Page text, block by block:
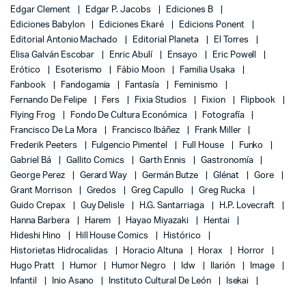
Edgar Clement
Edgar P. Jacobs
Ediciones B
Ediciones Babylon
Ediciones Ekaré
Edicions Ponent
Editorial Antonio Machado
Editorial Planeta
El Torres
Elisa Galván Escobar
Enric Abulí Ensayo
Eric Powell
Erótico
Esoterismo Fábio Moon
Familia Usaka
Fanbook
Fandogamia Fantasía
Feminismo
Fernando De Felipe
Fers Fixia Studios Fixion
Flipbook
Flying Frog
Fondo De Cultura Económica
Fotografía
Francisco De La Mora
Francisco Ibáñez
Frank Miller
Frederik Peeters
Fulgencio Pimentel Full House
Funko
Gabriel Bá
Gallito Comics Garth Ennis
Gastronomía
George Perez
Gerard Way Germán Butze Glénat
Gore
Grant Morrison
Gredos Greg Capullo
Greg Rucka
Guido Crepax
Guy Delisle H.G. Santarriaga
H.P. Lovecraft
Hanna Barbera
Harem Hayao Miyazaki
Hentai
Hideshi Hino
Hill House Comics
Histórico
Historietas Hidrocalidas
Horacio Altuna Horax
Horror
Hugo Pratt
Humor Humor Negro Idw Ilarión
Image
Infantil
Inio Asano Instituto Cultural De León
Isekai